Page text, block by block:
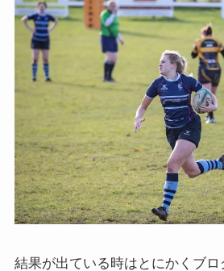
結果が出ている時はとにかくブ